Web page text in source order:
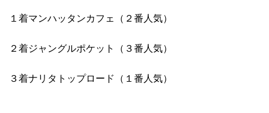
１着マンハッタンカフェ（２番人気）
２着ジャングルポケット（３番人気）
３着ナリタトップロード（１番人気）